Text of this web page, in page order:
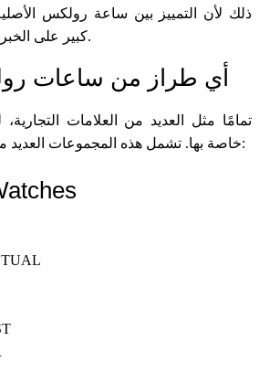
ذلك لأن التمييز بين ساعة رولكس
كبير على الخبرة البصرية والتقييم الفني.
أي طراز من ساعات
تمامًا مثل العديد من العلامات
خاصة بها. تشمل هذه المجموعات العديد من السلاسل، بما في ذلك: